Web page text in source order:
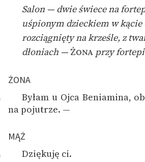
Salon — dwie świece na
uśpionym dzieckiem w
rozciągnięty na krześle, z
dłoniach — Żona przy
ŻONA
Byłam u Ojca Beniamina,
na pojutrze. —
MĄŻ
Dziękuję ci.